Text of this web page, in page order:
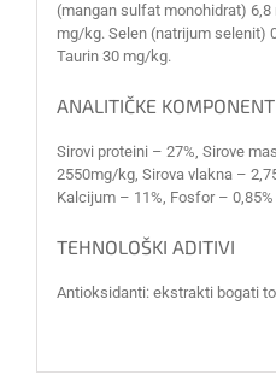
(mangan sulfat monohidrat)
mg/kg. Selen (natrijum selenit)
Taurin 30 mg/kg.
ANALITIČKE
Sirovi proteini – 27%, Sirove
2550mg/kg, Sirova vlakna –
Kalcijum – 11%, Fosfor – 0,85%
TEHNOLOŠKI ADITIVI
Antioksidanti: ekstrakti bogati